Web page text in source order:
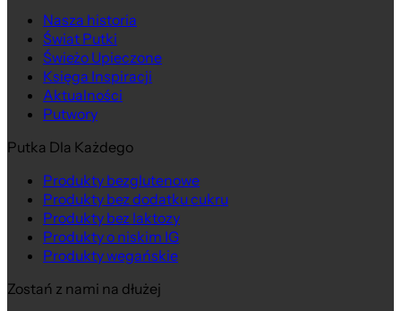
Nasza historia
Świat Putki
Świeżo Upieczone
Księga Inspiracji
Aktualności
Putwory
Putka Dla Każdego
Produkty bezglutenowe
Produkty bez dodatku cukru
Produkty bez laktozy
Produkty o niskim IG
Produkty wegańskie
Zostań z nami na dłużej